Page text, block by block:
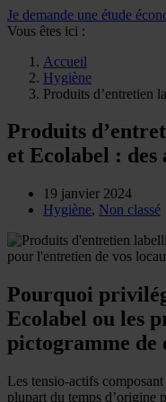
Je demande une étude
Vous êtes ici :
Accueil
Hygiène
Produits d’entretien
Produits
et Ecolabel :
19 janvier 2024
Hygiène, Non classé
Pourquoi
Ecolabel ou les
pictogramme de
Les tensio-actifs
plupart du temps d’origine